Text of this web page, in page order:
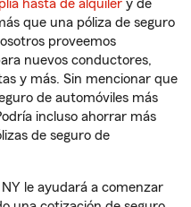
hasta de alquiler y de
que una póliza de seguro
proveemos
nuevos conductores,
y más. Sin mencionar que
de automóviles más
incluso ahorrar más
de seguro de
le ayudará a comenzar